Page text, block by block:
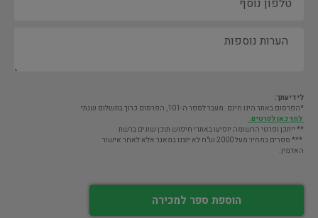
לידיעתך:
*הפרסום באתר הינו חינם. מעבר לספר ה-101, הפרסום כרוך בתשלום שנתי
לחץ כאן לפרטים.
** ייתכן ופרטי הרשומה יופיעו באתרי חיפוש תוכן שונים ברשת
*** ספרים במחיר מעל 2000 ש"ח לא יוצגו במאגר אלא לאחר אישור
האדמין.
הוספת ספר למכירה